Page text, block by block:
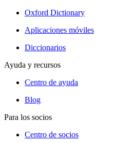
Oxford Dictionary
Aplicaciones móviles
Diccionarios
Ayuda y recursos
Centro de ayuda
Blog
Para los socios
Centro de socios